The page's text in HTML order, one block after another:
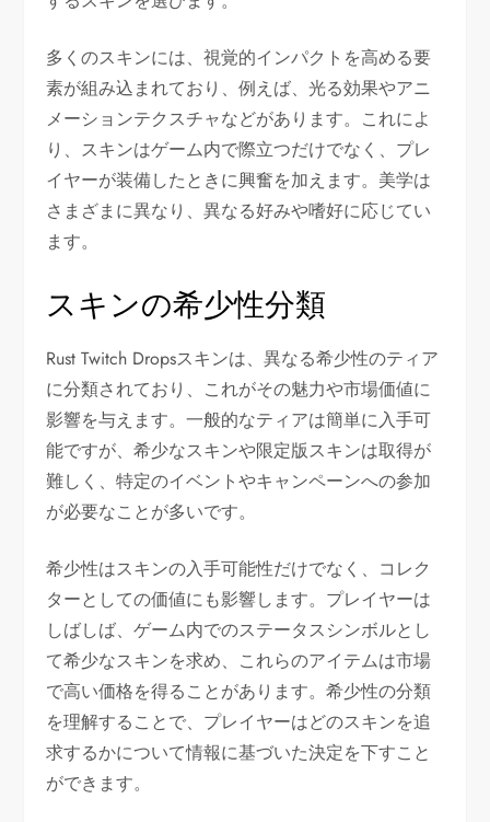
多くのスキンには、視覚的インパクトを高める要
素が組み込まれており、例えば、光る効果やアニ
メーションテクスチャなどがあります。これによ
り、スキンはゲーム内で際立つだけでなく、プレ
イヤーが装備したときに興奮を加えます。美学は
さまざまに異なり、異なる好みや嗜好に応じてい
ます。
スキンの希少性分類
Rust Twitch Dropsスキンは、異なる希少性のティア
に分類されており、これがその魅力や市場価値に
影響を与えます。一般的なティアは簡単に入手可
能ですが、希少なスキンや限定版スキンは取得が
難しく、特定のイベントやキャンペーンへの参加
が必要なことが多いです。
希少性はスキンの入手可能性だけでなく、コレク
ターとしての価値にも影響します。プレイヤーは
しばしば、ゲーム内でのステータスシンボルとし
て希少なスキンを求め、これらのアイテムは市場
で高い価格を得ることがあります。希少性の分類
を理解することで、プレイヤーはどのスキンを追
求するかについて情報に基づいた決定を下すこと
ができます。